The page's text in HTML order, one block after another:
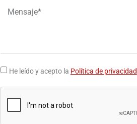
He leído y acepto la Política de privacidad